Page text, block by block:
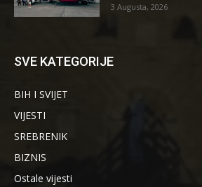
3 Augusta, 2026
SVE KATEGORIJE
BIH I SVIJET
VIJESTI
SREBRENIK
BIZNIS
Ostale vijesti